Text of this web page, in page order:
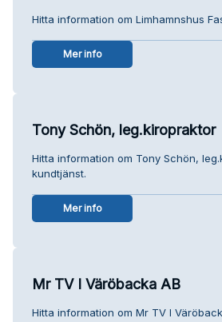
Hitta information om Limhamnshus
Mer info
Tony Schön, leg.kiropraktor
Hitta information om Tony Schön,
kundtjänst.
Mer info
Mr TV I Väröbacka AB
Hitta information om Mr TV I